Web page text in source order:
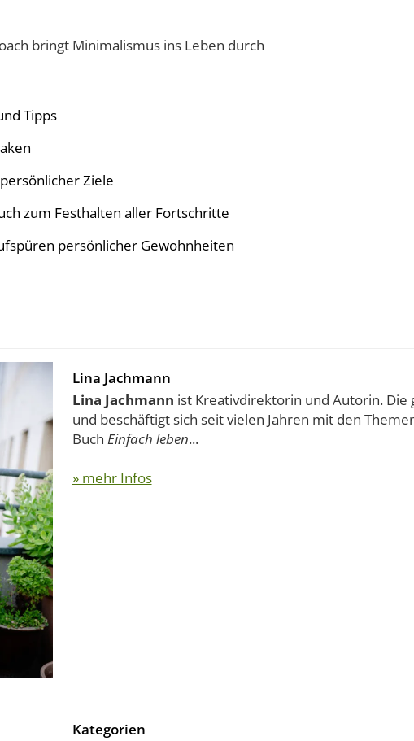
bringt Minimalismus ins Leben durch
Tipps
Ziele
zum Festhalten aller Fortschritte
persönlicher Gewohnheiten
Lina Jachmann
Lina Jachmann ist Kreativdirektorin und Autorin.
und beschäftigt sich seit vielen Jahren mit den
Buch Einfach leben...
» mehr Infos
Kategorien